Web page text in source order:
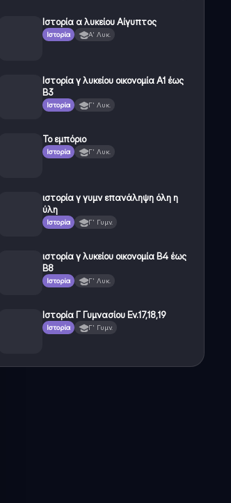
Ιστορία α λυκείου Αίγυπτος
Ιστορία Α' Λυκ.
Ιστορία γ λυκείου οικονομία Α1 έως
Β3
Ιστορία Γ' Λυκ.
Το εμπόριο
Ιστορία Γ' Λυκ.
ιστορία γ γυμν επανάληψη όλη η
ύλη
Ιστορία Γ' Γυμν.
ιστορία γ λυκείου οικονομία Β4 έως
Β8
Ιστορία Γ' Λυκ.
Ιστορία Γ Γυμνασίου Εν.17,18,19
Ιστορία Γ' Γυμν.